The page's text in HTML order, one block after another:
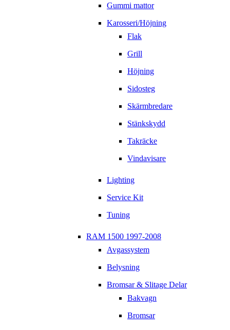
Gummi mattor
Karosseri/Höjning
Flak
Grill
Höjning
Sidosteg
Skärmbredare
Stänkskydd
Takräcke
Vindavisare
Lighting
Service Kit
Tuning
RAM 1500 1997-2008
Avgassystem
Belysning
Bromsar & Slitage Delar
Bakvagn
Bromsar